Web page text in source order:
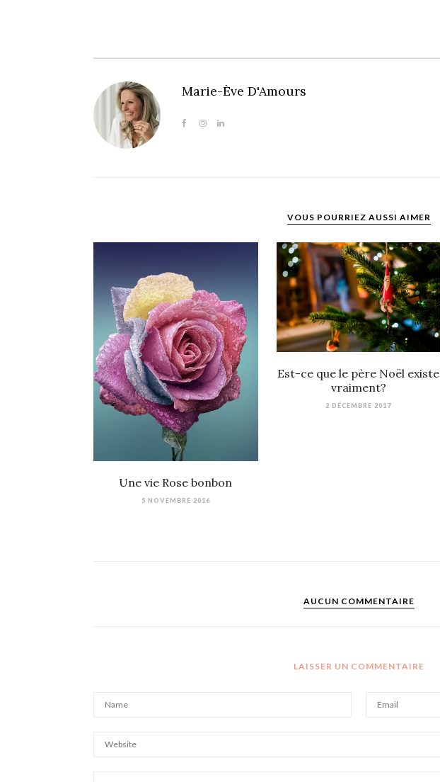
Marie-Ève D'Amours
VOUS POURRIEZ AUSSI AIMER
Une vie Rose bonbon
5 NOVEMBRE 2016
Est-ce que le père Noël existe
vraiment?
2 DÉCEMBRE 2017
AUCUN COMMENTAIRE
LAISSER UN COMMENTAIRE